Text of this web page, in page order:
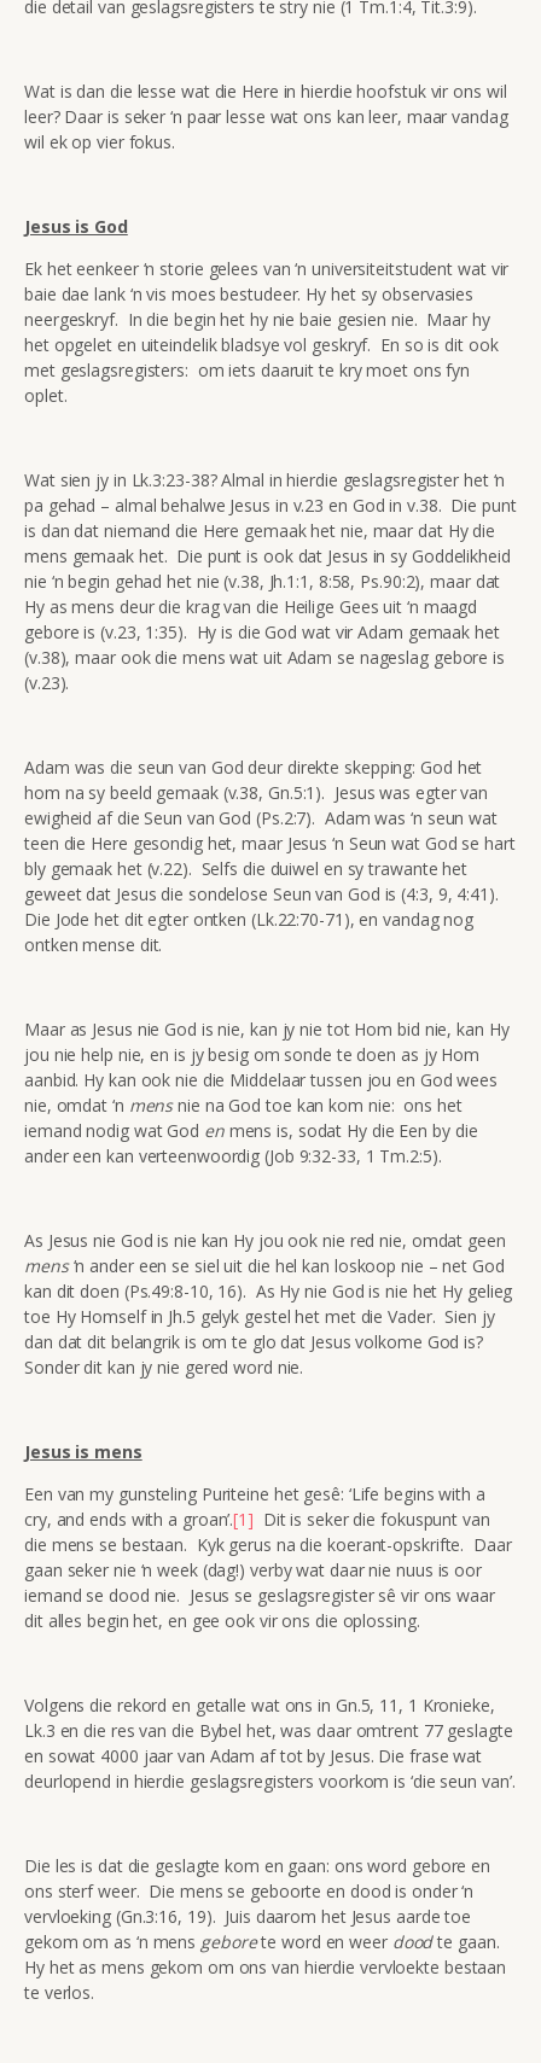
die detail van geslagsregisters te stry nie (1 Tm.1:4, Tit.3:9).
Wat is dan die lesse wat die Here in hierdie hoofstuk vir ons wil
leer? Daar is seker ‘n paar lesse wat ons kan leer, maar vandag
wil ek op vier fokus.
Jesus is God
Ek het eenkeer ‘n storie gelees van ‘n universiteitstudent wat vir
baie dae lank ‘n vis moes bestudeer. Hy het sy observasies
neergeskryf. In die begin het hy nie baie gesien nie. Maar hy
het opgelet en uiteindelik bladsye vol geskryf. En so is dit ook
met geslagsregisters: om iets daaruit te kry moet ons fyn
oplet.
Wat sien jy in Lk.3:23-38? Almal in hierdie geslagsregister het ‘n
pa gehad – almal behalwe Jesus in v.23 en God in v.38. Die punt
is dan dat niemand die Here gemaak het nie, maar dat Hy die
mens gemaak het. Die punt is ook dat Jesus in sy Goddelikheid
nie ‘n begin gehad het nie (v.38, Jh.1:1, 8:58, Ps.90:2), maar dat
Hy as mens deur die krag van die Heilige Gees uit ‘n maagd
gebore is (v.23, 1:35). Hy is die God wat vir Adam gemaak het
(v.38), maar ook die mens wat uit Adam se nageslag gebore is
(v.23).
Adam was die seun van God deur direkte skepping: God het
hom na sy beeld gemaak (v.38, Gn.5:1). Jesus was egter van
ewigheid af die Seun van God (Ps.2:7). Adam was ‘n seun wat
teen die Here gesondig het, maar Jesus ‘n Seun wat God se hart
bly gemaak het (v.22). Selfs die duiwel en sy trawante het
geweet dat Jesus die sondelose Seun van God is (4:3, 9, 4:41).
Die Jode het dit egter ontken (Lk.22:70-71), en vandag nog
ontken mense dit.
Maar as Jesus nie God is nie, kan jy nie tot Hom bid nie, kan Hy
jou nie help nie, en is jy besig om sonde te doen as jy Hom
aanbid. Hy kan ook nie die Middelaar tussen jou en God wees
nie, omdat ‘n mensnie na God toe kan kom nie: ons het
iemand nodig wat God en mens is, sodat Hy die Een by die
ander een kan verteenwoordig (Job 9:32-33, 1 Tm.2:5).
As Jesus nie God is nie kan Hy jou ook nie red nie, omdat geen
mens‘n ander een se siel uit die hel kan loskoop nie – net God
kan dit doen (Ps.49:8-10, 16). As Hy nie God is nie het Hy gelieg
toe Hy Homself in Jh.5 gelyk gestel het met die Vader. Sien jy
dan dat dit belangrik is om te glo dat Jesus volkome God is?
Sonder dit kan jy nie gered word nie.
Jesus is mens
Een van my gunsteling Puriteine het gesê: ‘Life begins with a
cry, and ends with a groan’.[1] Dit is seker die fokuspunt van
die mens se bestaan. Kyk gerus na die koerant-opskrifte. Daar
gaan seker nie ‘n week (dag!) verby wat daar nie nuus is oor
iemand se dood nie. Jesus se geslagsregister sê vir ons waar
dit alles begin het, en gee ook vir ons die oplossing.
Volgens die rekord en getalle wat ons in Gn.5, 11, 1 Kronieke,
Lk.3 en die res van die Bybel het, was daar omtrent 77 geslagte
en sowat 4000 jaar van Adam af tot by Jesus. Die frase wat
deurlopend in hierdie geslagsregisters voorkom is ‘die seun van’.
Die les is dat die geslagte kom en gaan: ons word gebore en
ons sterf weer. Die mens se geboorte en dood is onder ‘n
vervloeking (Gn.3:16, 19). Juis daarom het Jesus aarde toe
gekom om as ‘n mens geborete word en weer doodte gaan.
Hy het as mens gekom om ons van hierdie vervloekte bestaan
te verlos.